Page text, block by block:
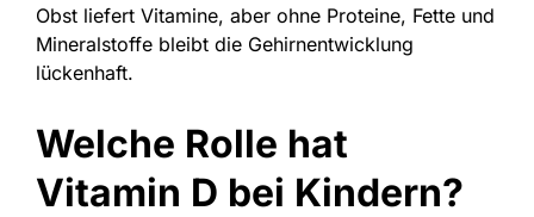
Obst liefert Vitamine, aber ohne Proteine, Fette und
Mineralstoffe bleibt die Gehirnentwicklung
lückenhaft.
Welche Rolle hat
Vitamin D bei Kindern?